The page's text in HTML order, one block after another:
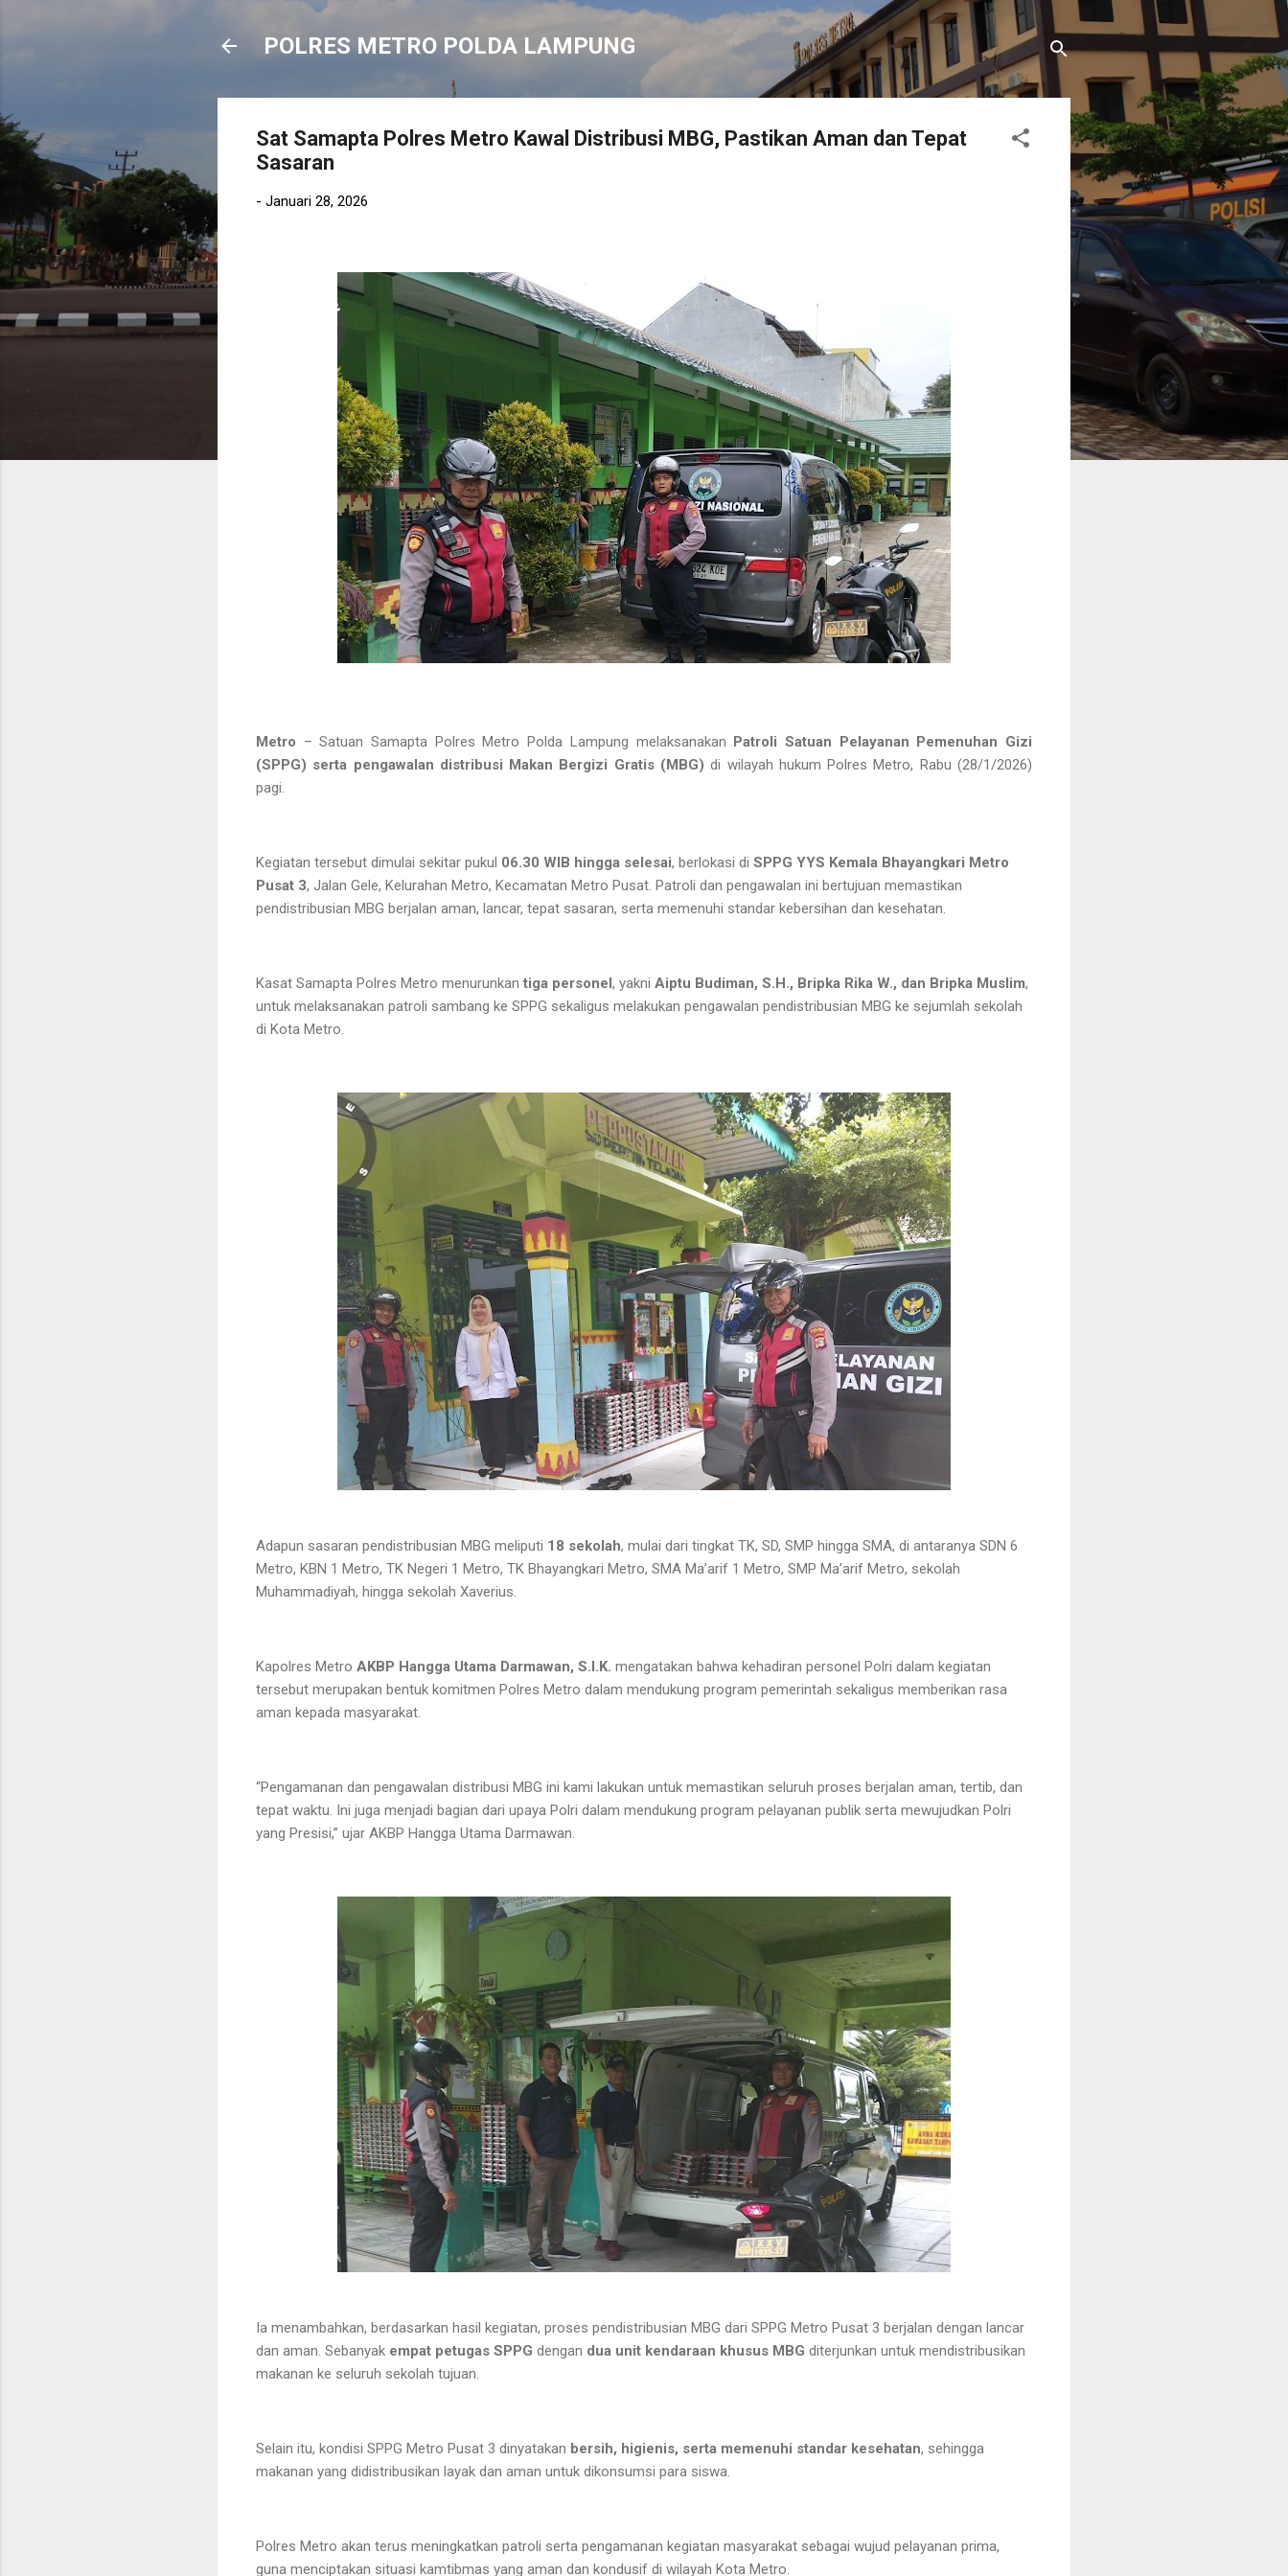
Langsung ke konten utama
POLRES METRO POLDA LAMPUNG
Sat Samapta Polres Metro Kawal Distribusi MBG, Pastikan Aman dan Tepat
Sasaran
- Januari 28, 2026
Metro – Satuan Samapta Polres Metro Polda Lampung melaksanakan Patroli Satuan Pelayanan Pemenuhan Gizi
(SPPG) serta pengawalan distribusi Makan Bergizi Gratis (MBG) di wilayah hukum Polres Metro, Rabu (28/1/2026)
pagi.
Kegiatan tersebut dimulai sekitar pukul 06.30 WIB hingga selesai, berlokasi di SPPG YYS Kemala Bhayangkari Metro
Pusat 3, Jalan Gele, Kelurahan Metro, Kecamatan Metro Pusat. Patroli dan pengawalan ini bertujuan memastikan
pendistribusian MBG berjalan aman, lancar, tepat sasaran, serta memenuhi standar kebersihan dan kesehatan.
Kasat Samapta Polres Metro menurunkan tiga personel, yakni Aiptu Budiman, S.H., Bripka Rika W., dan Bripka Muslim,
untuk melaksanakan patroli sambang ke SPPG sekaligus melakukan pengawalan pendistribusian MBG ke sejumlah sekolah
di Kota Metro.
Adapun sasaran pendistribusian MBG meliputi 18 sekolah, mulai dari tingkat TK, SD, SMP hingga SMA, di antaranya SDN 6
Metro, KBN 1 Metro, TK Negeri 1 Metro, TK Bhayangkari Metro, SMA Ma’arif 1 Metro, SMP Ma’arif Metro, sekolah
Muhammadiyah, hingga sekolah Xaverius.
Kapolres Metro AKBP Hangga Utama Darmawan, S.I.K. mengatakan bahwa kehadiran personel Polri dalam kegiatan
tersebut merupakan bentuk komitmen Polres Metro dalam mendukung program pemerintah sekaligus memberikan rasa
aman kepada masyarakat.
“Pengamanan dan pengawalan distribusi MBG ini kami lakukan untuk memastikan seluruh proses berjalan aman, tertib, dan
tepat waktu. Ini juga menjadi bagian dari upaya Polri dalam mendukung program pelayanan publik serta mewujudkan Polri
yang Presisi,” ujar AKBP Hangga Utama Darmawan.
Ia menambahkan, berdasarkan hasil kegiatan, proses pendistribusian MBG dari SPPG Metro Pusat 3 berjalan dengan lancar
dan aman. Sebanyak empat petugas SPPG dengan dua unit kendaraan khusus MBG diterjunkan untuk mendistribusikan
makanan ke seluruh sekolah tujuan.
Selain itu, kondisi SPPG Metro Pusat 3 dinyatakan bersih, higienis, serta memenuhi standar kesehatan, sehingga
makanan yang didistribusikan layak dan aman untuk dikonsumsi para siswa.
Polres Metro akan terus meningkatkan patroli serta pengamanan kegiatan masyarakat sebagai wujud pelayanan prima,
guna menciptakan situasi kamtibmas yang aman dan kondusif di wilayah Kota Metro.